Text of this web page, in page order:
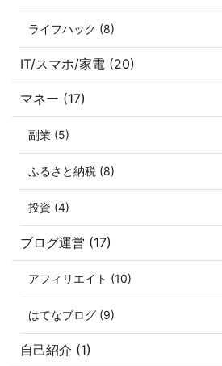
ライフハック (8)
IT/スマホ/家電 (20)
マネー (17)
副業 (5)
ふるさと納税 (8)
投資 (4)
ブログ運営 (17)
アフィリエイト (10)
はてなブログ (9)
自己紹介 (1)